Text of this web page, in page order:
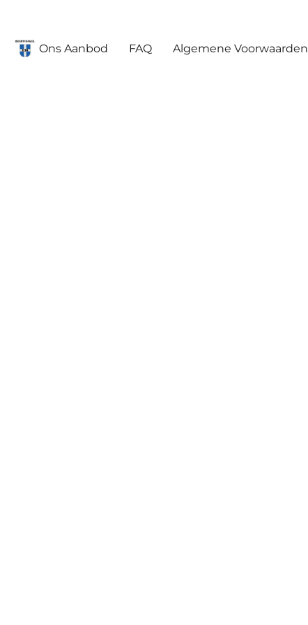
Ons Aanbod FAQ Algemene Voorwaarden